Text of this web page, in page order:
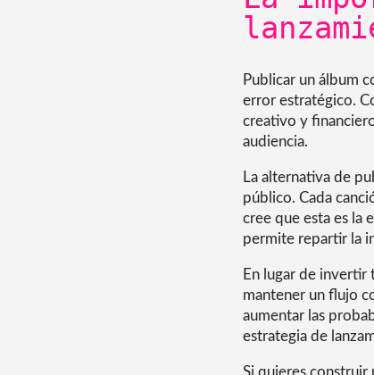
Publicar un álbum
error estratégico.
creativo y
audiencia.
La alternativa de
público. Cada
cree que esta es la
permite repartir la
En lugar de invertir
mantener un flujo
aumentar las
estrategia de
Si quieres construir